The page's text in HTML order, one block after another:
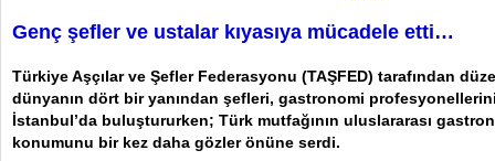
Genç şefler ve ustalar kıyasıya mücadele etti…
Türkiye Aşçılar ve Şefler Federasyonu (TAŞFED) tarafından
dünyanın dört bir yanından şefleri, gastronomi
İstanbul’da buluştururken; Türk mutfağının uluslararası
konumunu bir kez daha gözler önüne serdi.